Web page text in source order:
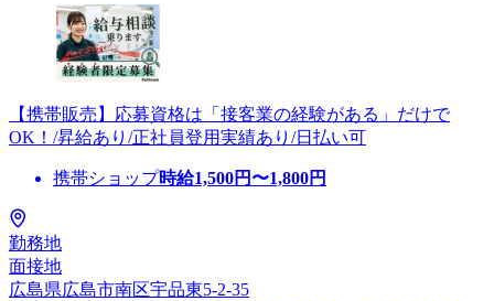
【携帯販売】応募資格は「接客業の経験がある」だけで
OK！/昇給あり/正社員登用実績あり/日払い可
携帯ショップ時給1,500円〜1,800円
勤務地
面接地
広島県広島市南区宇品東5-2-35